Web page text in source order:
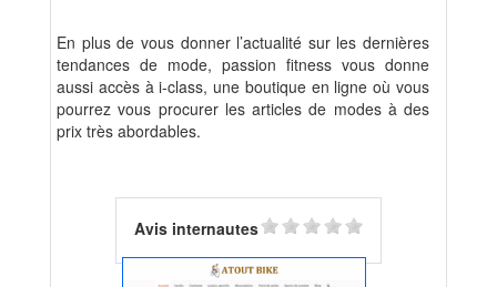
En plus de vous donner l’actualité sur les dernières
tendances de mode, passion fitness vous donne
aussi accès à i-class, une boutique en ligne où vous
pourrez vous procurer les articles de modes à des
prix très abordables.
Avis internautes